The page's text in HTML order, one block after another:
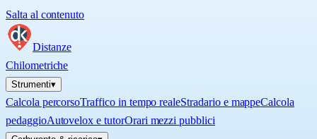
Salta al contenuto
Distanze
Chilometriche
Strumenti▾
Calcola percorsoTraffico in tempo realeStradario e mappeCalcola
pedaggioAutovelox e tutorOrari mezzi pubblici